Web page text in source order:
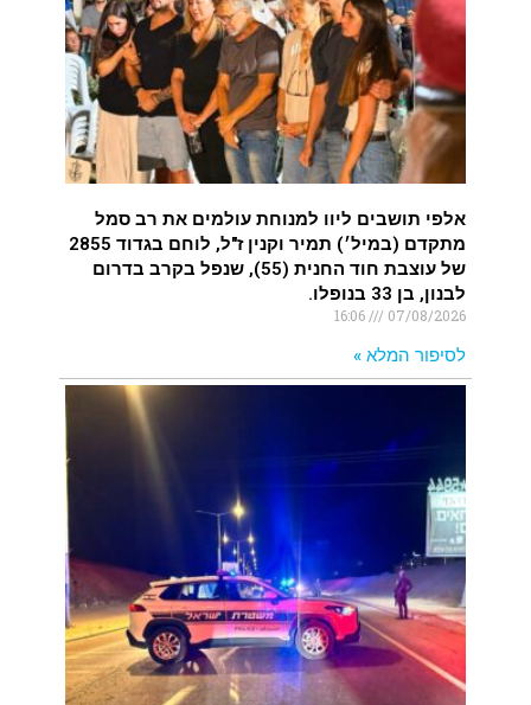
איציק נועם מייסד מקומו ערב ערב נפטר
אלפי תושבים ליוו למנוחת עולמים את רב סמל
מתקדם (במיל׳) תמיר וקנין ז"ל, לוחם בגדוד 2855
של עוצבת חוד החנית (55), שנפל בקרב בדרום
לבנון, בן 33 בנופלו.
07/08/2026
לסיפור המלא »